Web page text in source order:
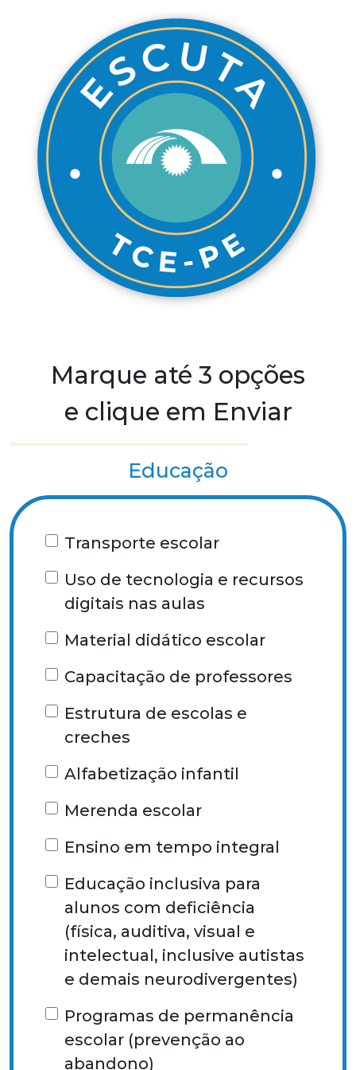
Marque até 3 opções
e clique em Enviar
Educação
Transporte escolar
Uso de tecnologia e recursos
digitais nas aulas
Material didático escolar
Capacitação de professores
Estrutura de escolas e
creches
Alfabetização infantil
Merenda escolar
Ensino em tempo integral
Educação inclusiva para
alunos com deficiência
(física, auditiva, visual e
intelectual, inclusive autistas
e demais neurodivergentes)
Programas de permanência
escolar (prevenção ao
abandono)